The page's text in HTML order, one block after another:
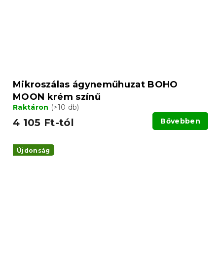
Mikroszálas ágyneműhuzat BOHO
MOON krém színű
Raktáron (>10 db)
4 105 Ft-tól Bővebben
Újdonság